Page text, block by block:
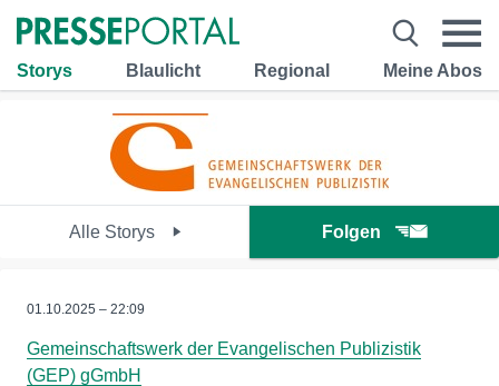
Storys Blaulicht Regional Meine Abos
Alle Storys Folgen
01.10.2025 – 22:09
Gemeinschaftswerk der Evangelischen Publizistik
(GEP) gGmbH